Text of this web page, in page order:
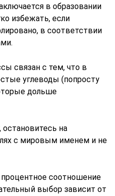
в образовании
избежать, если
в соответствии
связан с тем, что в
углеводы (попросту
дольше
на
с мировым именем и не
соотношение
выбор зависит от